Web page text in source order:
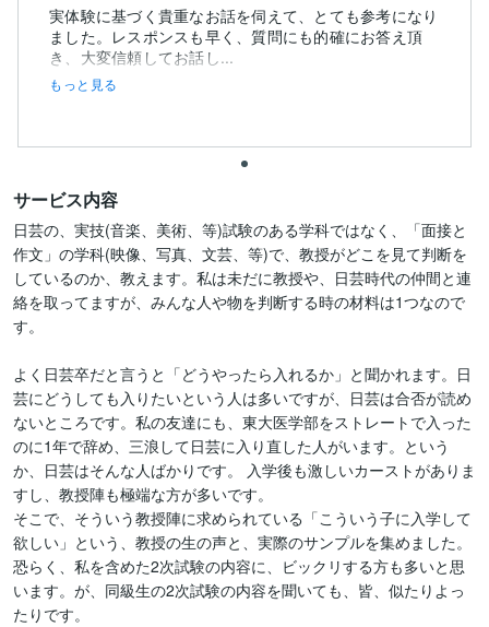
実体験に基づく貴重なお話を伺えて、とても参考になり
ました。レスポンスも早く、質問にも的確にお答え頂
き、大変信頼してお話し...
もっと見る
サービス内容
日芸の、実技(音楽、美術、等)試験のある学科ではなく、「面接と
作文」の学科(映像、写真、文芸、等)で、教授がどこを見て判断を
しているのか、教えます。私は未だに教授や、日芸時代の仲間と連
絡を取ってますが、みんな人や物を判断する時の材料は1つなので
す。
よく日芸卒だと言うと「どうやったら入れるか」と聞かれます。日
芸にどうしても入りたいという人は多いですが、日芸は合否が読め
ないところです。私の友達にも、東大医学部をストレートで入った
のに1年で辞め、三浪して日芸に入り直した人がいます。という
か、日芸はそんな人ばかりです。 入学後も激しいカーストがありま
すし、教授陣も極端な方が多いです。
そこで、そういう教授陣に求められている「こういう子に入学して
欲しい」という、教授の生の声と、実際のサンプルを集めました。
恐らく、私を含めた2次試験の内容に、ビックリする方も多いと思
います。が、同級生の2次試験の内容を聞いても、皆、似たりよっ
たりです。